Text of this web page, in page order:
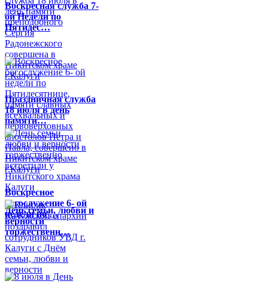
Воскресная служба 7-
ой Недели по
Пятидес…
Праздничная служба
18 июля в день
памяти…
Воскресное
богослужение 6- ой
недели по …
День семьи, любви и
верности
торжественн…